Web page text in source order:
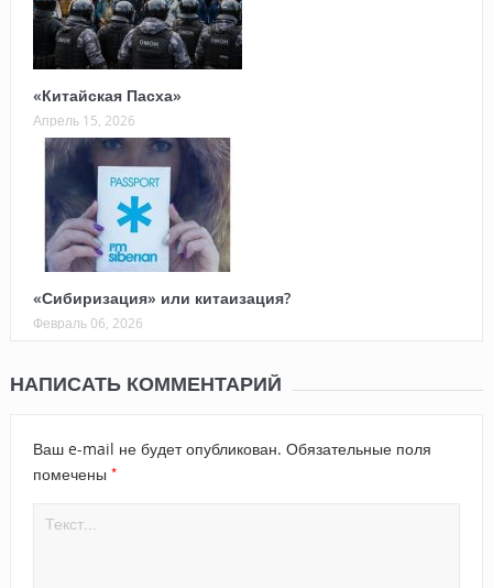
«Китайская Пасха»
Апрель 15, 2026
«Сибиризация» или китаизация?
Февраль 06, 2026
НАПИСАТЬ КОММЕНТАРИЙ
Ваш e-mail не будет опубликован. Обязательные поля
помечены *